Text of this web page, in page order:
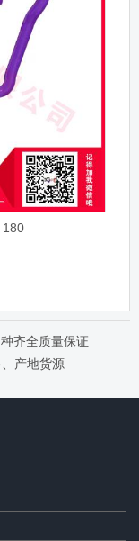
180
齐全质量保证
产地货源